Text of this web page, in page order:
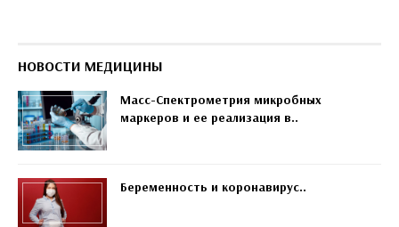
НОВОСТИ МЕДИЦИНЫ
Масс-Спектрометрия микробных
маркеров и ее реализация в..
Беременность и коронавирус..